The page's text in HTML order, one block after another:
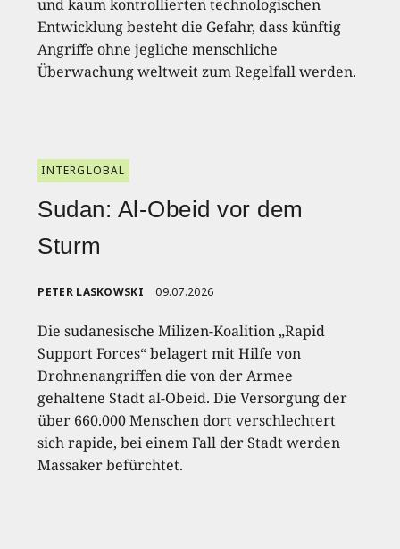
und kaum kontrollierten technologischen
Entwicklung besteht die Gefahr, dass künftig
Angriffe ohne jegliche menschliche
Überwachung weltweit zum Regelfall werden.
INTERGLOBAL
Sudan: Al-Obeid vor dem
Sturm
PETER LASKOWSKI 09.07.2026
Die sudanesische Milizen-Koalition „Rapid
Support Forces“ belagert mit Hilfe von
Drohnenangriffen die von der Armee
gehaltene Stadt al-Obeid. Die Versorgung der
über 660.000 Menschen dort verschlechtert
sich rapide, bei einem Fall der Stadt werden
Massaker befürchtet.